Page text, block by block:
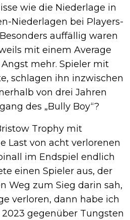
wie die Niederlage in
Niederlagen bei Players-
auffällig waren
mit einem Average
mehr. Spieler mit
schlagen ihn inzwischen
von drei Jahren
des „Bully Boy“?
Trophy mit
Last von acht verlorenen
im Endspiel endlich
einen Spieler aus, der
Weg zum Sieg darin sah,
verloren, dann habe ich
gegenüber Tungsten